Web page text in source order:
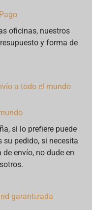
oficinas, nuestros
y forma de
si lo prefiere puede
su pedido, si necesita
envío, no dude en